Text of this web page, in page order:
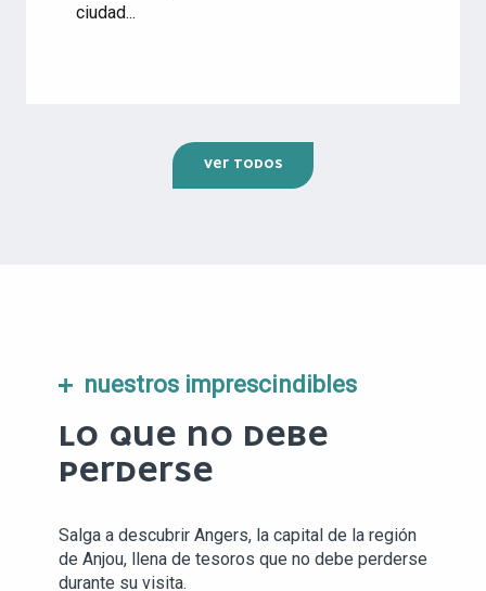
ciudad...
VER TODOS
nuestros imprescindibles
LO QUE NO DEBE
PERDERSE
Salga a descubrir Angers, la capital de la región
de Anjou, llena de tesoros que no debe perderse
durante su visita.